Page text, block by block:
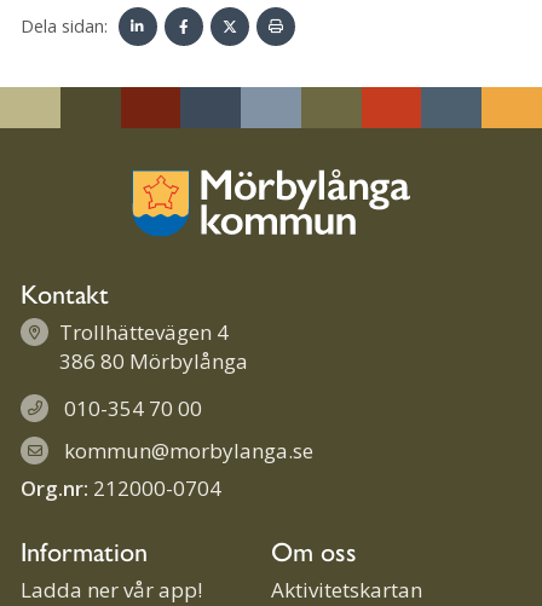
Dela sidan:
dIn
bookter
ut
Kontakt
Trollhättevägen 4
386 80 Mörbylånga
010-354 70 00
kommun@morbylanga.se
Org.nr: 212000-0704
Information
Ladda ner vår app!
Om oss
Aktivitetskartan